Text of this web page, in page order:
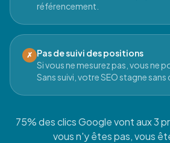
référencement.
✗ Pas de suivi des positions
Si vous ne mesurez pas, vous ne
Sans suivi, votre SEO stagne sans
75% des clics Google vont aux 3
vous n'y êtes pas, vous